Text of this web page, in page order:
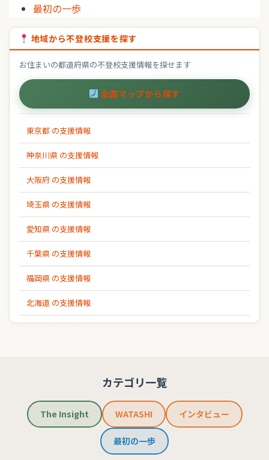
最初の一歩
地域から不登校支援を探す
お住まいの都道府県の不登校支援情報を探せます
全国マップから探す
東京都 の支援情報
神奈川県 の支援情報
大阪府 の支援情報
埼玉県 の支援情報
愛知県 の支援情報
千葉県 の支援情報
福岡県 の支援情報
北海道 の支援情報
カテゴリ一覧
The Insight WATASHI インタビュー
最初の一歩